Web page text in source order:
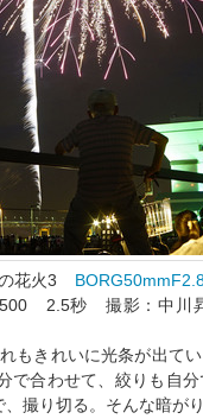
花火3
2.5秒 撮影：中
もきれいに光条が出て
で合わせて、絞りも自
撮り切る。そんな暗が